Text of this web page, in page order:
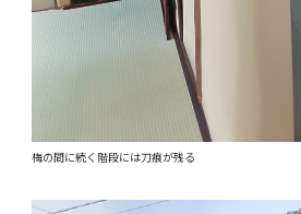
梅の間に続く階段には刀痕が残る